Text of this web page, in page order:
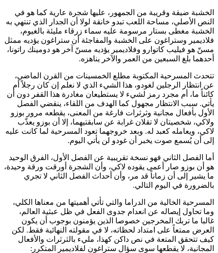
الخشبة ضيقة وقريبة من الجمهور، عليها شجرة عارية كما هو في
النص الأصلي، مساحة اللعب تبدو خانقة لولا أن الجدار الذي تنتهي به
الخشبة مغطى بستار مرسومة عليه سماء زرقاء مليئة بالغيوم،
فلاديمير وستراغون على الخشبة والمفاجئة أن ستراغون يؤديه ممثل
مسنّ هو فيليب كاتوارو وفلاديمير يؤديه مسنّ آخر هو دومينك راتونا،
أحدهما بلغ السبعين من العمر والآخر يناهزه.
تتحدث المسرحية المكتوبة مطلع الخمسينات من القرن الماضي،
عن انتظار الرجلين لغودو، هذا الشيء الذي لا نعلم إن كان رجلاً أم
كائناً ما، أم مجرد رمز لشيء لا يستطيعان مغادرة هذا القفر دون أن
يأتي. سبب الانتظار مجهول كما الهدف من اللقاء، ينقضي الفصل
الأول بأفعال مجانية وثرثرات فارغة من المعنى، يقطعه مرور بوزو
ولاكي، شخصيتان لا تقلان غرابة عن سابقتيهما، إلا أن بوزو يعذّب
لاكي، ويعامله كعبد له. وبعد خروجهما تعود المسرحية لما كانت عليه
إلى أن يُسمع صوت يخبر أن غودو لن يأتي اليوم.
أما الفصل الثاني فهو نسخة تقريبية عن الفصل الأول، الفرق الوحيد
هو أن بوزو صار أعمى يقوده لاكي، وأن الشجرة أورقت ورقة وحيدة،
ما يشير إلى أن زماناً قد مر، وأن أحداث الفصل الثاني لا تجري
بالضرورة في اليوم التالي.
المسرحية الخالية من الدراما والتي تأتي أهميتها من معناها الكلي،
وما تحاول إيصاله عن انعدام جدوى الفعل في ظل عبثية العالم،
غالبا ما تربك المخرجين خصوصا الذين يؤمنون بوجوب أن يكون
العرض ممتعاً على امتداد لحظاته، لا في مقولته النهائية فقط. لكن
كيف تتحقق المتعة في نص داكن كهذا، مليء بالثرثرات والأفعال
المجانية، لا يقطعها سوى سؤال ستراغون لفلاديمير المتكرر: